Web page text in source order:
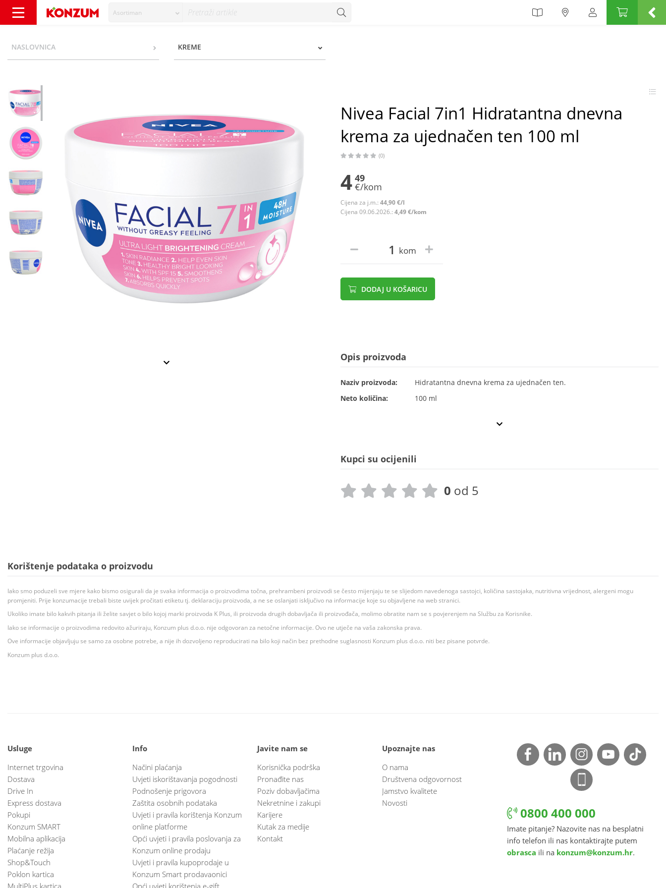
Asortiman
NASLOVNICA KREME
Nivea Facial 7in1 Hidratantna dnevna
krema za ujednačen ten 100 ml
(0)
4 49
€/kom
Cijena za j.m.: 44,90 €/l
Cijena 09.06.2026.: 4,49 €/kom
kom
DODAJ U KOŠARICU
Opis proizvoda
Naziv proizvoda:
Hidratantna dnevna krema za ujednačen ten.
Neto količina:
100 ml
Kupci su ocijenili
0 od 5
Korištenje podataka o proizvodu
Iako smo poduzeli sve mjere kako bismo osigurali da je svaka informacija o proizvodima točna, prehrambeni proizvodi se često mijenjaju te se slijedom navedenoga sastojci, količina sastojaka, nutritivna vrijednost, alergeni mogu
promjeniti. Prije konzumacije trebali biste uvijek pročitati etiketu tj. deklaraciju proizvoda, a ne se oslanjati isključivo na informacije koje su objavljene na web stranici.
Ukoliko imate bilo kakvih pitanja ili želite savjet o bilo kojoj marki proizvoda K Plus, ili proizvoda drugih dobavljača ili proizvođača, molimo obratite nam se s povjerenjem na Službu za Korisnike.
Iako se informacije o proizvodima redovito ažuriraju, Konzum plus d.o.o. nije odgovoran za netočne informacije. Ovo ne utječe na vaša zakonska prava.
Ove informacije objavljuju se samo za osobne potrebe, a nije ih dozvoljeno reproducirati na bilo koji način bez prethodne suglasnosti Konzum plus d.o.o. niti bez pisane potvrde.
Konzum plus d.o.o.
Usluge
Internet trgovina
Dostava
Drive In
Express dostava
Pokupi
Konzum SMART
Mobilna aplikacija
Plaćanje režija
Shop&Touch
Poklon kartica
MultiPlus kartica
Info
Načini plaćanja
Uvjeti iskorištavanja pogodnosti
Podnošenje prigovora
Zaštita osobnih podataka
Uvjeti i pravila korištenja Konzum
online platforme
Opći uvjeti i pravila poslovanja za
Konzum online prodaju
Uvjeti i pravila kupoprodaje u
Konzum Smart prodavaonici
Opći uvjeti korištenja e-gift
Javite nam se
Korisnička podrška
Pronađite nas
Poziv dobavljačima
Nekretnine i zakupi
Karijere
Kutak za medije
Kontakt
Upoznajte nas
O nama
Društvena odgovornost
Jamstvo kvalitete
Novosti
0800 400 000
Imate pitanje? Nazovite nas na besplatni
info telefon ili nas kontaktirajte putem
obrasca ili na konzum@konzum.hr.